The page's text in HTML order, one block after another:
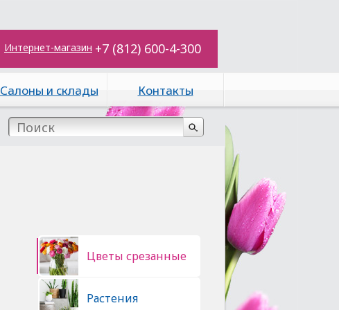
Интернет-магазин +7 (812) 600-4-300
Салоны и склады Контакты
Цветы срезанные
Растения